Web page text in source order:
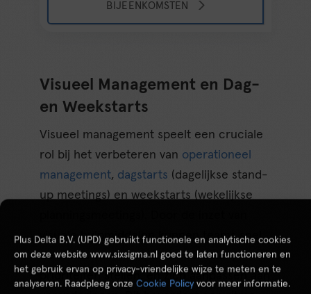
Plus Delta B.V. (UPD) gebruikt functionele en analytische cookies
om deze website www.sixsigma.nl goed te laten functioneren en
het gebruik ervan op privacy-vriendelijke wijze te meten en te
analyseren. Raadpleeg onze Cookie Policy voor meer informatie.
BIJEENKOMSTEN
Visueel Management en Dag-
en Weekstarts
Visueel management speelt een cruciale
rol bij het verbeteren van operationeel
management, dagstarts (dagelijkse stand-
up meetings) en weekstarts (wekelijkse
visuele hulpmiddelen kunnen teams snel
de status van hun werk beoordelen,
prioriteiten stellen, en zich aanpassen aan